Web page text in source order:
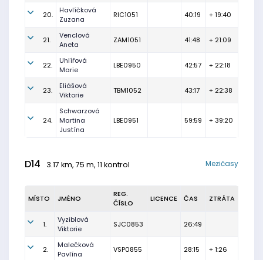
20.
Havlíčková
Zuzana
RIC1051 40:19 + 19:40
21.
Venclová
Aneta
ZAM1051 41:48 + 21:09
22.
Uhlířová
Marie
LBE0950 42:57 + 22:18
23.
Eliášová
Viktorie
TBM1052 43:17 + 22:38
24.
Schwarzová
Martina
Justína
LBE0951 59:59 + 39:20
D14 3.17 km, 75 m, 11 kontrol Mezičasy
MÍSTO JMÉNO
REG.
ČÍSLO
LICENCE ČAS ZTRÁTA
1.
Vyziblová
Viktorie
SJC0853 26:49
2.
Malečková
Pavlína
VSP0855 28:15 + 1:26